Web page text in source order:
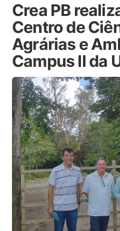
Crea PB
Centro de
Agrárias e
Campus II da